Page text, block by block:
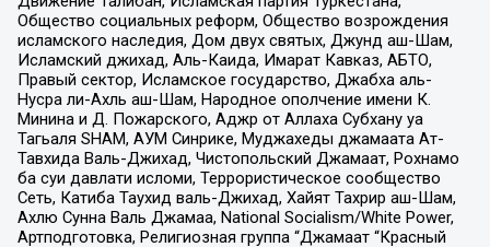
Общество социальных реформ, Общество возрождения
исламского наследия, Дом двух святых, Джунд аш-Шам,
Исламский джихад, Аль-Каида, Имарат Кавказ, АБТО,
Правый сектор, Исламское государство, Джабха аль-
Нусра ли-Ахль аш-Шам, Народное ополчение имени К.
Минина и Д. Пожарского, Аджр от Аллаха Субхану уа
Тагьаля SHAM, АУМ Синрике, Муджахеды джамаата Ат-
Тавхида Валь-Джихад, Чистопольский Джамаат, Рохнамо
ба суи давлати исломи, Террористическое сообщество
Сеть, Катиба Таухид валь-Джихад, Хайят Тахрир аш-Шам,
Ахлю Сунна Валь Джамаа, National Socialism/White Power,
Артподготовка, Религиозная группа “Джамаат “Красный